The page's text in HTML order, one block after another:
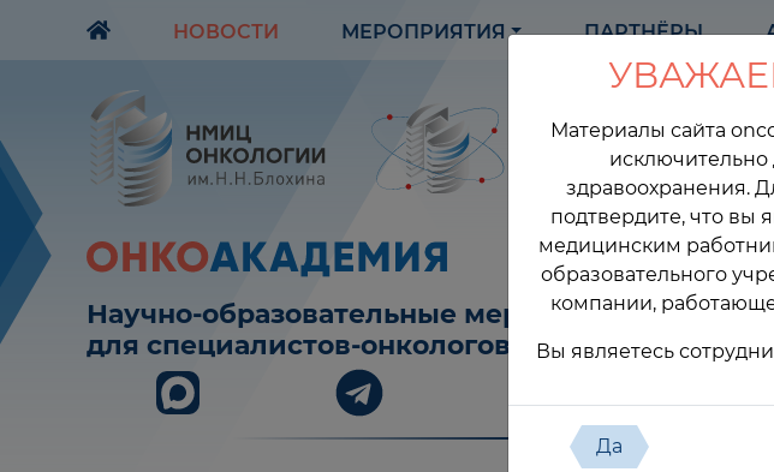
Материалы сайта
здравоохранения.
подтвердите, что вы
медицинским
образовательного
компании,
Вы являетесь
Да
НОВОСТИ МЕРОПРИЯТИЯ ПАРТНЁРЫ
Научно-образовательные мероприятия
для специалистов-онкологов